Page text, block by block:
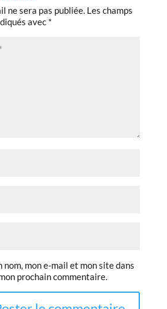
ne sera pas publiée. Les champs
avec *
mon e-mail et mon site dans
prochain commentaire.